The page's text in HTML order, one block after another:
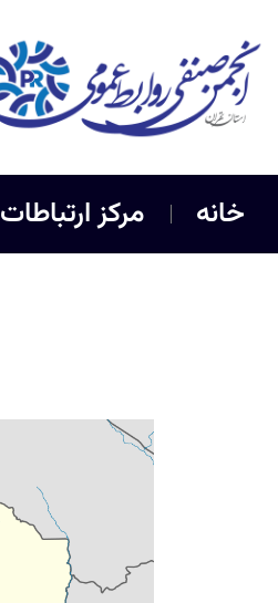
خانه مرکز ارتباطات